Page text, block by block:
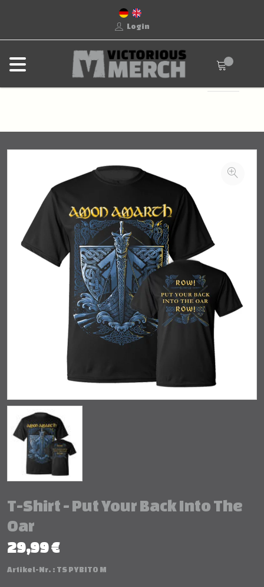
Login
T-Shirt - Put Your Back Into The
Oar
29,99 €
Artikel-Nr. : TS PYBITO M